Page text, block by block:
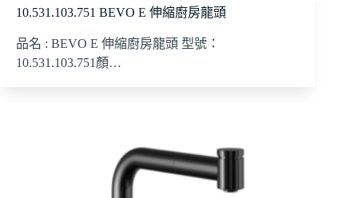
10.531.103.751 BEVO E 伸縮廚房龍頭
品名 : BEVO E 伸縮廚房龍頭 型號：
10.531.103.751顏…